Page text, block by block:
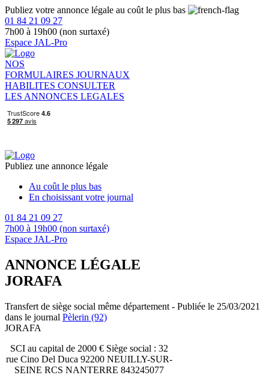
Publiez votre annonce légale au coût le plus bas
01 84 21 09 27
7h00 à 19h00 (non surtaxé)
Espace JAL-Pro
NOS
FORMULAIRES JOURNAUX
HABILITES CONSULTER
LES ANNONCES LEGALES
Publiez une annonce légale
Au coût le plus bas
En choisissant votre journal
01 84 21 09 27
7h00 à 19h00 (non surtaxé)
Espace JAL-Pro
ANNONCE LÉGALE
JORAFA
Transfert de siège social même département - Publiée le 25/03/2021
dans le journal Pèlerin (92)
JORAFA
SCI au capital de 2000 € Siège social : 32
rue Cino Del Duca 92200 NEUILLY-SUR-
SEINE RCS NANTERRE 843245077